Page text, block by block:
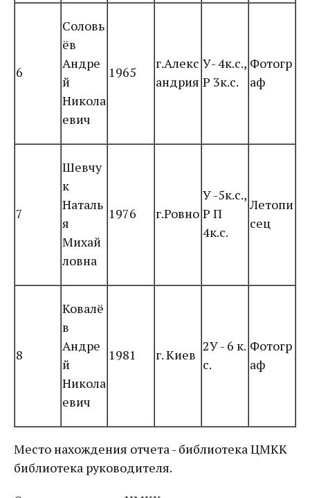
6
Соловь
ёв
Андре
й
Никола
евич
1965
г.Алекс
андрия
У- 4к.с.,
Р 3к.с.
Фотогр
аф
7
Шевчу
к
Наталь
я
Михай
ловна
1976 г.Ровно
У -5к.с.,
Р П
4к.с.
Летопи
сец
8
Ковалё
в
Андре
й
Никола
евич
1981 г. Киев
2У - 6 к.
с.
Фотогр
аф
Место нахождения отчета - библиотека ЦМКК
библиотека руководителя.